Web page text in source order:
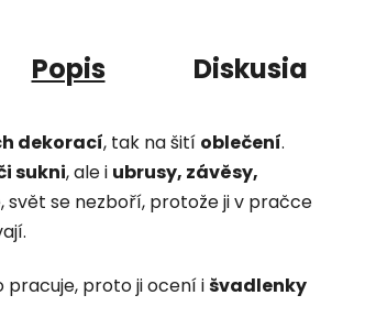
Popis Diskusia
dekorací, tak na šití oblečení.
sukni, ale i ubrusy, závěsy,
svět se nezboří, protože ji v pračce
pracuje, proto ji ocení išvadlenky